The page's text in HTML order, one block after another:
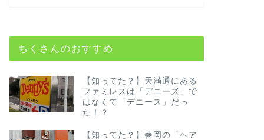
ちくさんのおすすめ
【知ってた？】天満通にある
ファミレスは「デニーズ」で
はなくて「デニース」だっ
た！？
【知ってた？】春岡の「ヘア